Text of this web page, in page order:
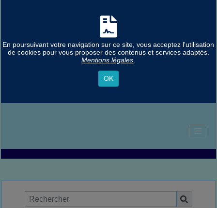
En poursuivant votre navigation sur ce site, vous acceptez l'utilisation
de cookies pour vous proposer des contenus et services adaptés.
Mentions légales
OK